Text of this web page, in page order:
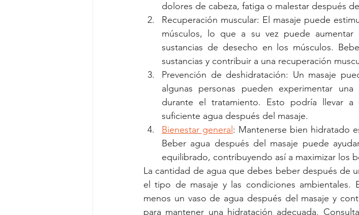
dolores de cabeza, fatiga o malestar después
Recuperación muscular: El masaje puede
músculos, lo que a su vez puede
sustancias de desecho en los músculos.
sustancias y contribuir a una recuperación
Prevención de deshidratación: Un masaje
algunas personas pueden experimentar
durante el tratamiento. Esto podría llevar
suficiente agua después del masaje.
Bienestar general : Mantenerse bien hidratado
Beber agua después del masaje puede
equilibrado, contribuyendo así a maximizar los
La cantidad de agua que debes beber después de
el tipo de masaje y las condiciones ambientales.
menos un vaso de agua después del masaje y
para mantener una hidratación adecuada.